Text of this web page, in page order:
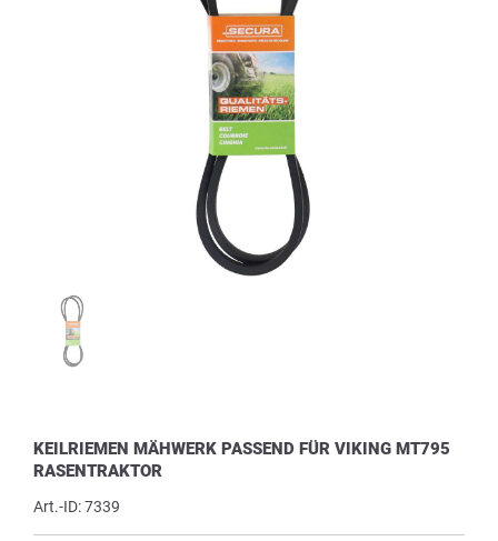
KEILRIEMEN MÄHWERK PASSEND FÜR VIKING MT795
RASENTRAKTOR
Art.-ID:7339